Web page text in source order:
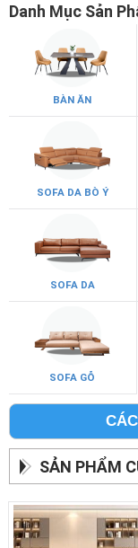
Danh Mục Sản
BÀN ĂN
SOFA DA BÒ Ý
SOFA DA
SOFA GỖ
SẢN PHẨM